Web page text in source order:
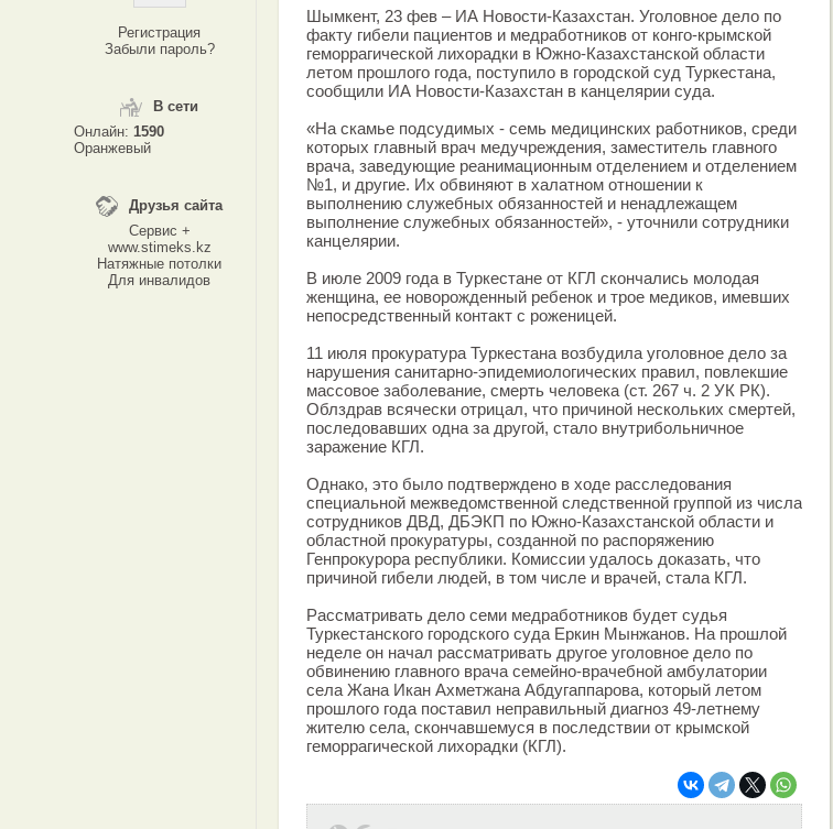
Регистрация
Забыли пароль?
В сети
Онлайн: 1590
Оранжевый
Друзья сайта
Сервис +
www.stimeks.kz
Натяжные потолки
Для инвалидов
Шымкент, 23 фев – ИА Новости-Казахстан. Уголовное дело по
факту гибели пациентов и медработников от конго-крымской
геморрагической лихорадки в Южно-Казахстанской области
летом прошлого года, поступило в городской суд Туркестана,
сообщили ИА Новости-Казахстан в канцелярии суда.
«На скамье подсудимых - семь медицинских работников, среди
которых главный врач медучреждения, заместитель главного
врача, заведующие реанимационным отделением и отделением
№1, и другие. Их обвиняют в халатном отношении к
выполнению служебных обязанностей и ненадлежащем
выполнение служебных обязанностей», - уточнили сотрудники
канцелярии.
В июле 2009 года в Туркестане от КГЛ скончались молодая
женщина, ее новорожденный ребенок и трое медиков, имевших
непосредственный контакт с роженицей.
11 июля прокуратура Туркестана возбудила уголовное дело за
нарушения санитарно-эпидемиологических правил, повлекшие
массовое заболевание, смерть человека (ст. 267 ч. 2 УК РК).
Облздрав всячески отрицал, что причиной нескольких смертей,
последовавших одна за другой, стало внутрибольничное
заражение КГЛ.
Однако, это было подтверждено в ходе расследования
специальной межведомственной следственной группой из числа
сотрудников ДВД, ДБЭКП по Южно-Казахстанской области и
областной прокуратуры, созданной по распоряжению
Генпрокурора республики. Комиссии удалось доказать, что
причиной гибели людей, в том числе и врачей, стала КГЛ.
Рассматривать дело семи медработников будет судья
Туркестанского городского суда Еркин Мынжанов. На прошлой
неделе он начал рассматривать другое уголовное дело по
обвинению главного врача семейно-врачебной амбулатории
села Жана Икан Ахметжана Абдугаппарова, который летом
прошлого года поставил неправильный диагноз 49-летнему
жителю села, скончавшемуся в последствии от крымской
геморрагической лихорадки (КГЛ).